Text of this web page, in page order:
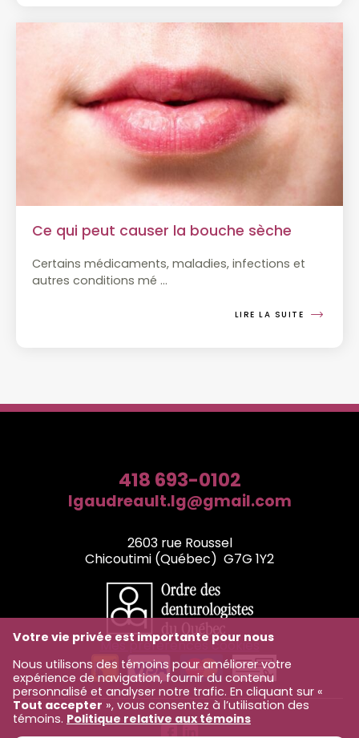
Ce qui peut causer la bouche sèche
Certains médicaments, maladies, infections et
autres conditions mé …
LIRE LA SUITE
Adresse postale
2603 rue Roussel
Chicoutimi (Québec) G7G 1Y2
418 693-0102
Courriel
lgaudreault.lg@gmail.com
Mes préférences cookies
Votre vie privée est importante pour nous
Nous utilisons des témoins pour améliorer votre
expérience de navigation, fournir du contenu
personnalisé et analyser notre trafic. En cliquant sur «
Tout accepter », vous consentez à l’utilisation des
témoins. Politique relative aux témoins